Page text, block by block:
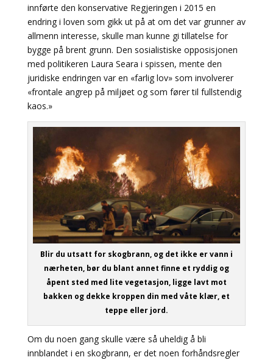
innførte den konservative Regjeringen i 2015 en
endring i loven som gikk ut på at om det var grunner av
allmenn interesse, skulle man kunne gi tillatelse for
bygge på brent grunn. Den sosialistiske opposisjonen
med politikeren Laura Seara i spissen, mente den
juridiske endringen var en «farlig lov» som involverer
«frontale angrep på miljøet og som fører til fullstendig
kaos.»
Blir du utsatt for skogbrann, og det ikke er vann i
nærheten, bør du blant annet finne et ryddig og
åpent sted med lite vegetasjon, ligge lavt mot
bakken og dekke kroppen din med våte klær, et
teppe eller jord.
Om du noen gang skulle være så uheldig å bli
innblandet i en skogbrann, er det noen forhåndsregler